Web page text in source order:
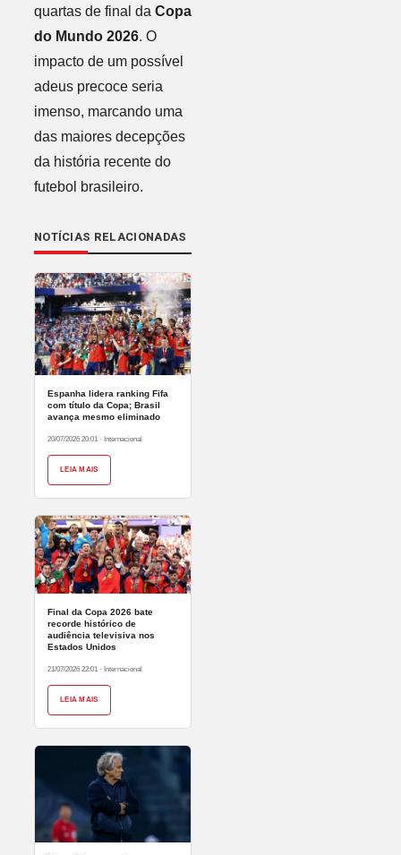
quartas de final da Copa
do Mundo 2026. O
impacto de um possível
adeus precoce seria
imenso, marcando uma
das maiores decepções
da história recente do
futebol brasileiro.
NOTÍCIAS RELACIONADAS
Espanha lidera ranking Fifa
com título da Copa; Brasil
avança mesmo eliminado
20/07/2026 20:01 · Internacional
LEIA MAIS
Final da Copa 2026 bate
recorde histórico de
audiência televisiva nos
Estados Unidos
21/07/2026 22:01 · Internacional
LEIA MAIS